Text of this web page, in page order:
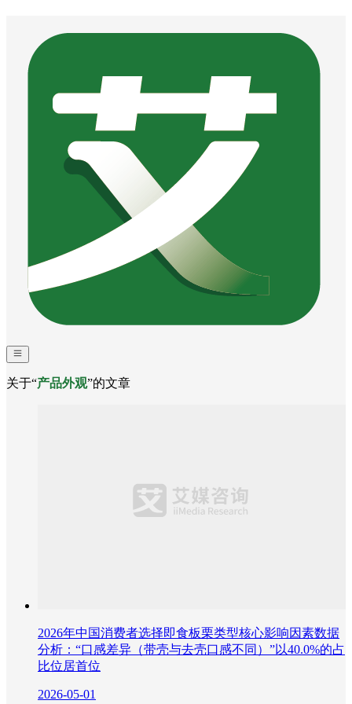
关于“产品外观”的文章
2026年中国消费者选择即食板栗类型核心影响因素数据
分析：“口感差异（带壳与去壳口感不同）”以40.0%的占
比位居首位
2026-05-01